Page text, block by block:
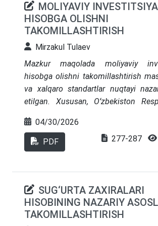
qoʻllash imkoniyati yaratiladi.
MOLIYAVIY
HISOBGA OLISHNI
TAKOMILLASHTIRISH
Mirzakul Tulaev
Mazkur maqolada moliyaviy
hisobga olishni takomillashtirish
va xalqaro standartlar nuqtayi
etilgan. Xususan, Oʻzbekiston
“Moliyaviy investitsiyalarni
standartining mazmuni,
amaliy jihatlari tahlil qilingan.
amaliyotda qoʻllanilayotgan
oʻrtasidagi farqlar ochib berilgan.
9 standarti doirasidagi
04/30/2026
PDF 277-287
SUG‘URTA ZAXIRALARI
HISOBINING NAZARIY
TAKOMILLASHTIRISH